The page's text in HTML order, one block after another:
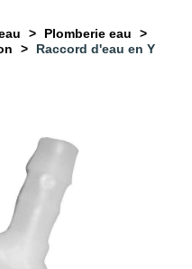
Plomberie eau
Raccord d'eau en Y